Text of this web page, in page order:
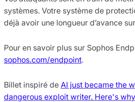
systèmes. Votre système de
déjà avoir une longueur d’avance
Pour en savoir plus sur Sophos
sophos.com/endpoint.
Billet inspiré de AI just became the
dangerous exploit writer. Here's